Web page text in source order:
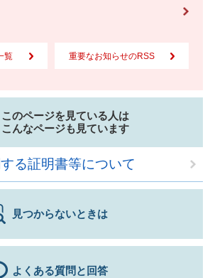
覧 重要なお知らせのRSS
このページを見ている人は
こんなページも見ています
る証明書等について
見つからないときは
よくある質問と回答